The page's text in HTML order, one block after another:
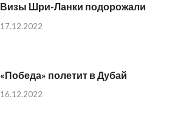
Визы Шри-Ланки подорожали
17.12.2022
«Победа» полетит в Дубай
16.12.2022